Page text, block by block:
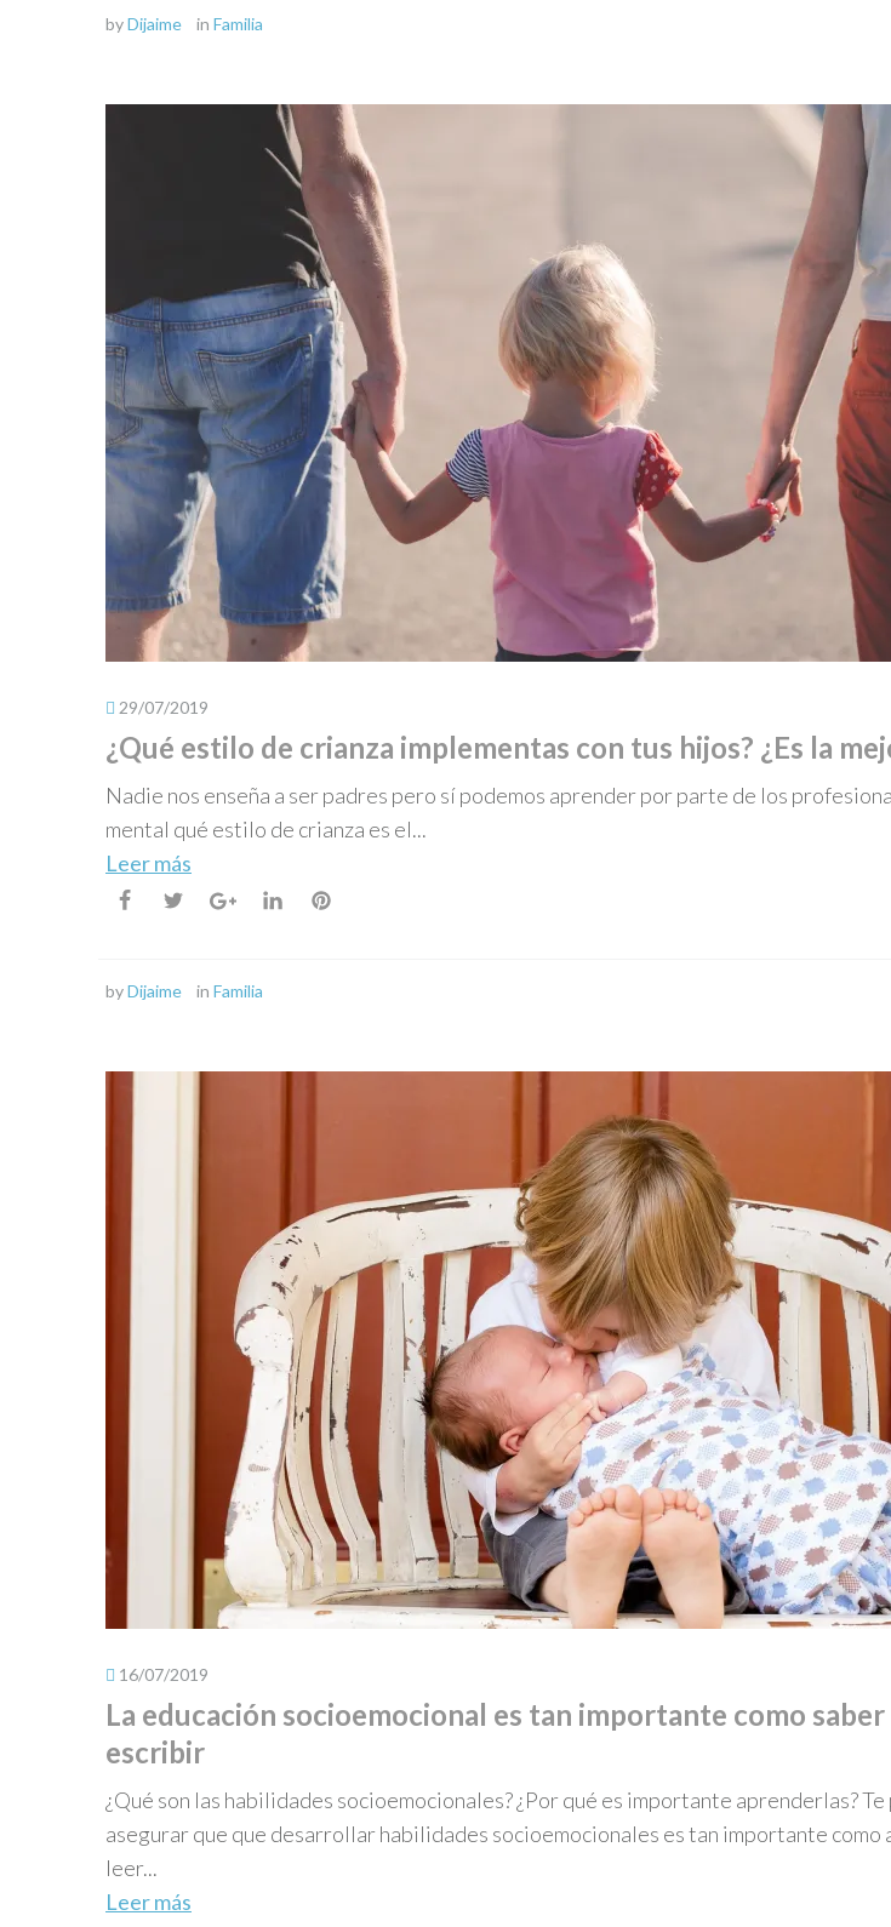
byDijaime in Familia
29/07/2019
¿Qué estilo de crianza implementas con tus hijos? ¿Es la
Nadie nos enseña a ser padres pero sí podemos aprender por parte de los
mental qué estilo de crianza es el...
Leer más
byDijaime in Familia
16/07/2019
La educación socioemocional es tan importante como
escribir
¿Qué son las habilidades socioemocionales? ¿Por qué es importante aprenderlas? Te
asegurar que que desarrollar habilidades socioemocionales es tan importante como
leer...
Leer más